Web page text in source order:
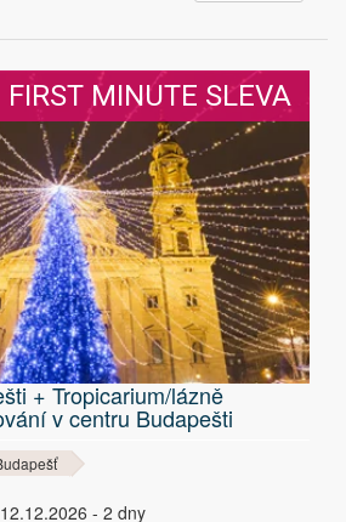
FIRST MINUTE SLEVA
+ Tropicarium/lázně
v centru Budapešti
- 2 dny